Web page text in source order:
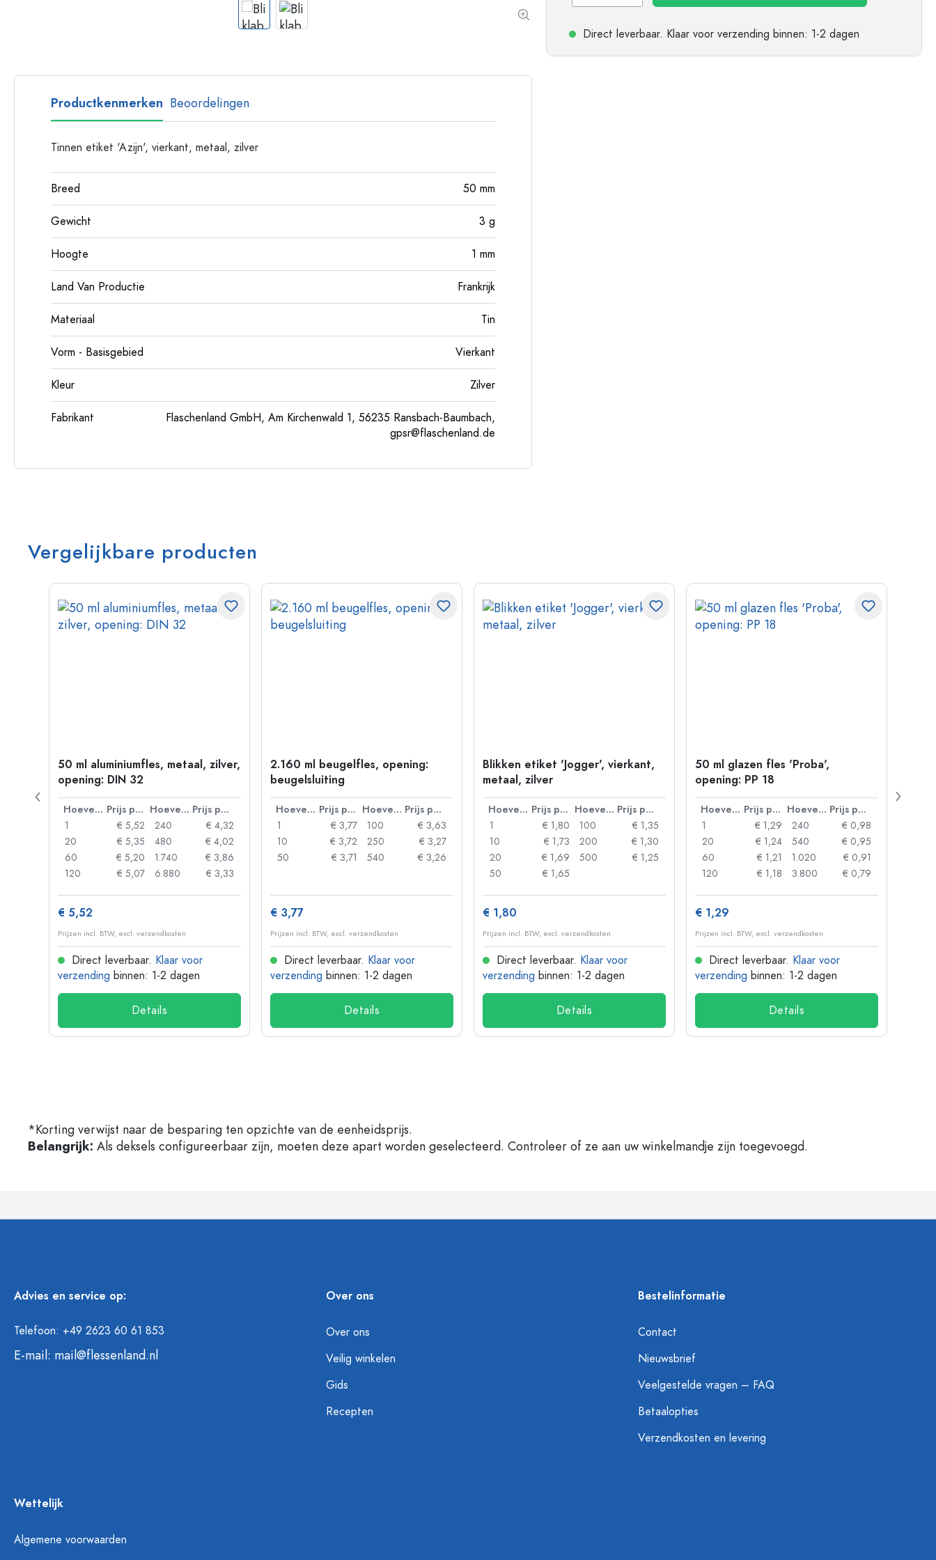
Glazen flessen met hengsel
Flessen met lange hals
Gistingsflessen & Mandflessen
Flessen per materiaal
Glazen flessen
Direct leverbaar. Klaar voor verzending binnen: 1-2 dagen
Productkenmerken Beoordelingen
Tinnen etiket 'Azijn', vierkant, metaal, zilver
Breed 50 mm
Gewicht 3 g
Hoogte 1 mm
Land Van Productie Frankrijk
Materiaal Tin
Vorm - Basisgebied Vierkant
Kleur Zilver
Fabrikant
Flaschenland GmbH, Am Kirchenwald 1, 56235 Ransbach-Baumbach,
gpsr@flaschenland.de
Vergelijkbare producten
50 ml aluminiumfles, metaal, zilver,
opening: DIN 32
Hoeveelheid Prijs per eenheid Hoeveelheid
Prijs per eenheid
1
€ 5,52
20
€ 5,35
60
€ 5,20
120
€ 5,07
240
€ 4,32
480
€ 4,02
1.740
€ 3,86
6.880
€ 3,33
€ 5,52
Prijzen incl. BTW, excl. verzendkosten
Direct leverbaar. Klaar voor
verzending binnen: 1-2 dagen
Details
2.160 ml beugelfles, opening:
beugelsluiting
Hoeveelheid Prijs per eenheid Hoeveelheid
Prijs per eenheid
1
€ 3,77
10
€ 3,72
50
€ 3,71
100
€ 3,63
250
€ 3,27
540
€ 3,26
€ 3,77
Prijzen incl. BTW, excl. verzendkosten
Direct leverbaar. Klaar voor
verzending binnen: 1-2 dagen
Details
Blikken etiket 'Jogger', vierkant,
metaal, zilver
Hoeveelheid Prijs per eenheid Hoeveelheid
Prijs per eenheid
1
€ 1,80
10
€ 1,73
20
€ 1,69
50
€ 1,65
100
€ 1,35
200
€ 1,30
500
€ 1,25
€ 1,80
Prijzen incl. BTW, excl. verzendkosten
Direct leverbaar. Klaar voor
verzending binnen: 1-2 dagen
Details
50 ml glazen fles 'Proba',
opening: PP 18
Hoeveelheid Prijs per eenheid Hoeveelheid
Prijs per eenheid
1
€ 1,29
20
€ 1,24
60
€ 1,21
120
€ 1,18
240
€ 0,98
540
€ 0,95
1.020
€ 0,91
3.800
€ 0,79
€ 1,29
Prijzen incl. BTW, excl. verzendkosten
Direct leverbaar. Klaar voor
verzending binnen: 1-2 dagen
Details
*Korting verwijst naar de besparing ten opzichte van de eenheidsprijs.
Belangrijk: Als deksels configureerbaar zijn, moeten deze apart worden geselecteerd. Controleer of ze aan uw winkelmandje zijn toegevoegd.
Advies en service op:
Telefoon: +49 2623 60 61 853
E-mail: mail@flessenland.nl
Over ons
Over ons
Veilig winkelen
Gids
Recepten
Bestelinformatie
Contact
Nieuwsbrief
Veelgestelde vragen – FAQ
Betaalopties
Verzendkosten en levering
Wettelijk
Algemene voorwaarden